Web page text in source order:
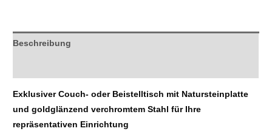
Beschreibung
Exklusiver Couch- oder Beistelltisch mit Natursteinplatte
und goldglänzend verchromtem Stahl für Ihre
repräsentativen Einrichtung